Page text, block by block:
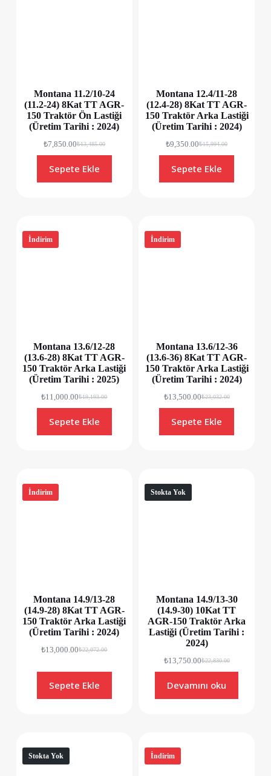
Montana 11.2/10-24
(11.2-24) 8Kat TT AGR-
150 Traktör Ön Lastiği
(Üretim Tarihi : 2024)
₺13,485.00
₺7,850.00
Sepete Ekle
Montana 12.4/11-28
(12.4-28) 8Kat TT AGR-
150 Traktör Arka Lastiği
(Üretim Tarihi : 2024)
₺15,994.00
₺9,350.00
Sepete Ekle
İndirim
Montana 13.6/12-28
(13.6-28) 8Kat TT AGR-
150 Traktör Arka Lastiği
(Üretim Tarihi : 2025)
₺19,193.00
₺11,000.00
Sepete Ekle
İndirim
Montana 13.6/12-36
(13.6-36) 8Kat TT AGR-
150 Traktör Arka Lastiği
(Üretim Tarihi : 2024)
₺23,032.00
₺13,500.00
Sepete Ekle
İndirim
Montana 14.9/13-28
(14.9-28) 8Kat TT AGR-
150 Traktör Arka Lastiği
(Üretim Tarihi : 2024)
₺22,072.00
₺13,000.00
Sepete Ekle
Stokta Yok
Montana 14.9/13-30
(14.9-30) 10Kat TT
AGR-150 Traktör Arka
Lastiği (Üretim Tarihi :
2024)
₺22,830.00
₺13,750.00
Devamını oku
Stokta Yok İndirim